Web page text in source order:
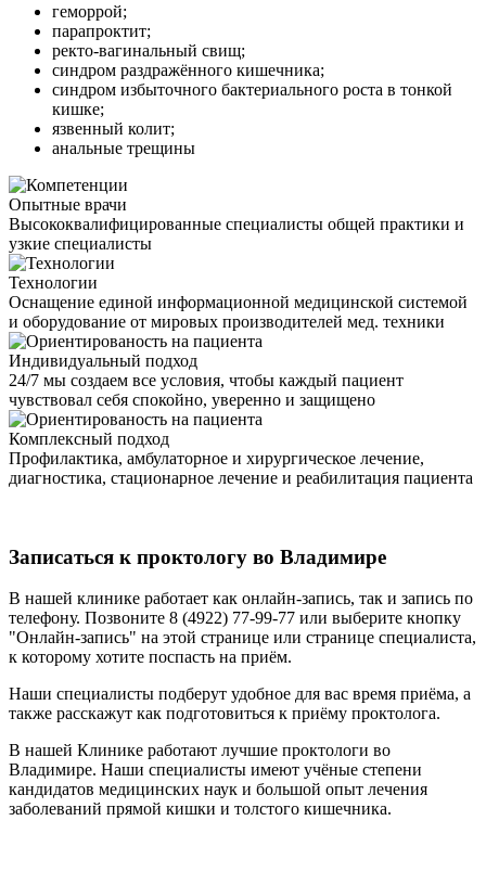
геморрой;
парапроктит;
ректо-вагинальный свищ;
синдром раздражённого кишечника;
синдром избыточного бактериального роста в тонкой
кишке;
язвенный колит;
анальные трещины
Опытные врачи
Высококвалифицированные специалисты общей практики и
узкие специалисты
Технологии
Оснащение единой информационной медицинской системой
и оборудование от мировых производителей мед. техники
Индивидуальный подход
24/7 мы создаем все условия, чтобы каждый пациент
чувствовал себя спокойно, уверенно и защищено
Комплексный подход
Профилактика, амбулаторное и хирургическое лечение,
диагностика, стационарное лечение и реабилитация пациента
Записаться к проктологу во Владимире
В нашей клинике работает как онлайн-запись, так и запись по
телефону. Позвоните 8 (4922) 77-99-77 или выберите кнопку
"Онлайн-запись" на этой странице или странице специалиста,
к которому хотите поспасть на приём.
Наши специалисты подберут удобное для вас время приёма, а
также расскажут как подготовиться к приёму проктолога.
В нашей Клинике работают лучшие проктологи во
Владимире. Наши специалисты имеют учёные степени
кандидатов медицинских наук и большой опыт лечения
заболеваний прямой кишки и толстого кишечника.